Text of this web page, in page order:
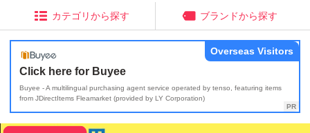
カテゴリから探す ブランドから探す
Click here for Buyee
Buyee - A multilingual purchasing agent service operated by tenso, featuring items
from JDirectItems Fleamarket (provided by LY Corporation)
Overseas Visitors